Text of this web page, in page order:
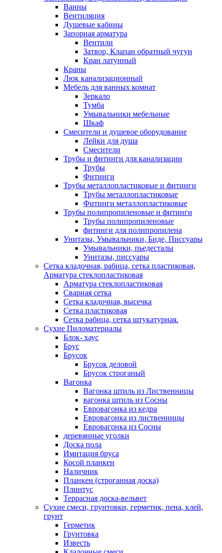
Ванны
Вентиляция
Душевые кабины
Запорная арматура
Вентили
Затвор, Клапан обратный чугун
Кран латунный
Краны
Люк канализационный
Мебель для ванных комнат
Зеркало
Тумба
Умывальники мебельные
Шкаф
Смесители и душевое оборудование
Лейки для душа
Смесители
Трубы и фитинги для канализации
Трубы
Фитинги
Трубы металлопластиковые и фитинги
Трубы металлопластиковые
Фитинги металлопластиковые
Трубы полипропиленовые и фитинги
Трубы полипропиленовые
фитинги для полипропилена
Унитазы, Умывальники, Биде, Писсуары
Умывальники, пьедесталы
Унитазы, писсуары
Сетка кладочная, рабица, сетка пластиковая,
Арматура стеклопластиковая
Арматура стеклопластиковая
Сварная сетка
Сетка кладочная, высечка
Сетка пластиковая
Сетка рабица, сетка штукатурная.
Сухие Пиломатериалы
Блок- хаус
Брус
Брусок
Брусок деловой
Брусок строганый
Вагонка
Вагонка штиль из Лиственницы
вагонка штиль из Сосны
Евровагонка из кедра
Евровагонка из лиственницы
Евровагонка из Сосны
деревянные уголки
Доска пола
Имитация бруса
Косой планкен
Наличник
Планкен (строганная доска)
Плинтус
Террасная доска-вельвет
Сухие смеси, грунтовки, герметик, пена, клей,
грунт
Герметик
Грунтовка
Известь